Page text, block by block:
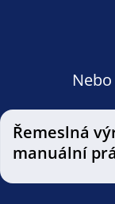
Řemeslná
manuální